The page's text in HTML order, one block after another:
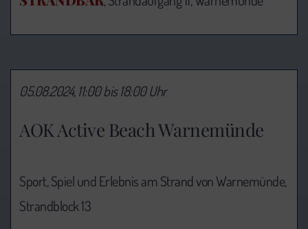
AOK Active Beach Warnemünde
05.08.2024, 11:00 bis 18:00 Uhr
Sport, Spiel und Erlebnis am Strand von Warnemünde,
Strandblock 13